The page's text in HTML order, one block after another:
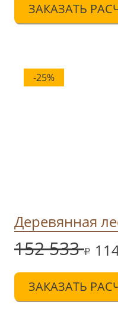
ЗАКАЗАТЬ
-25%
Деревянная
152 533
ЗАКАЗАТЬ